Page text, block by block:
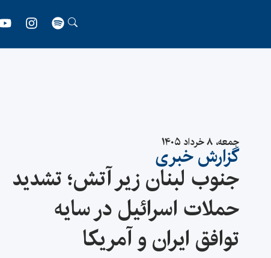
جمعه، ۸ خرداد ۱۴۰۵
گزارش خبری
جنوب لبنان زیر آتش؛ تشدید
حملات اسرائیل در سایه
توافق ایران و آمریکا